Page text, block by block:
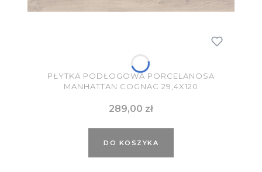
PŁYTKA PODŁOGOWA PORCELANOSA
MANHATTAN COGNAC 29,4X120
Cena
289,00 zł
DO KOSZYKA